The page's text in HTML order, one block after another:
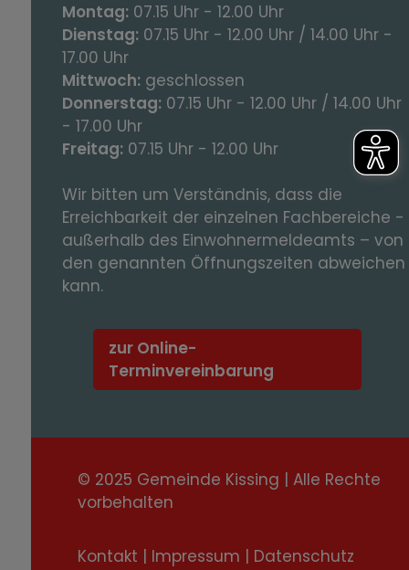
Montag: 07.15 Uhr - 12.00 Uhr
Dienstag: 07.15 Uhr - 12.00 Uhr / 14.00 Uhr -
17.00 Uhr
Mittwoch: geschlossen
Donnerstag: 07.15 Uhr - 12.00 Uhr / 14.00 Uhr
- 17.00 Uhr
Freitag: 07.15 Uhr - 12.00 Uhr
Wir bitten um Verständnis, dass die
Erreichbarkeit der einzelnen Fachbereiche -
außerhalb des Einwohnermeldeamts – von
den genannten Öffnungszeiten abweichen
kann.
zur Online-
Terminvereinbarung
© 2025 Gemeinde Kissing | Alle Rechte
vorbehalten
Kontakt | Impressum | Datenschutz